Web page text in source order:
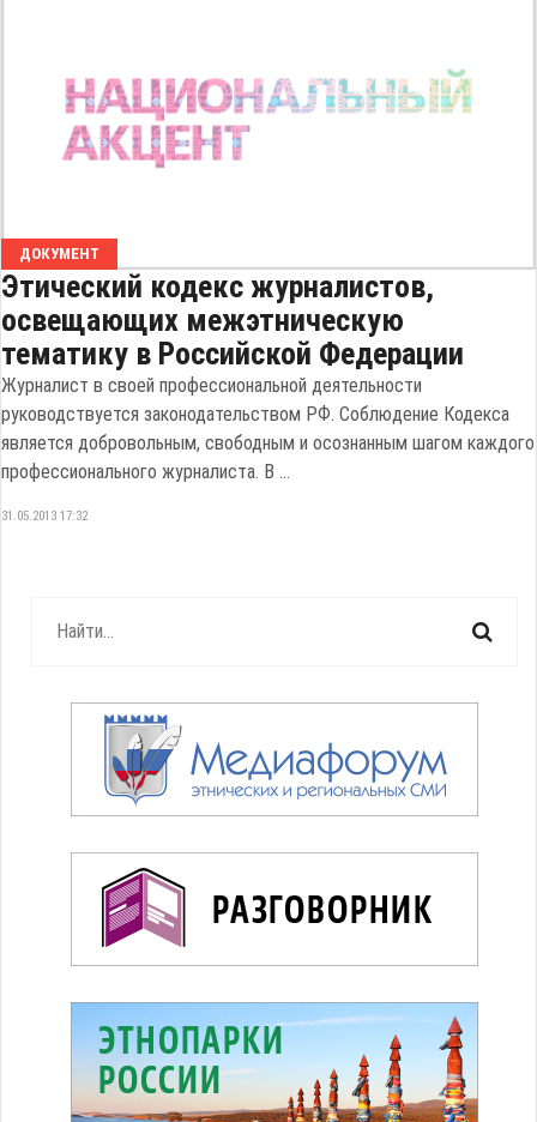
ДОКУМЕНТ
Этический кодекс журналистов,
освещающих межэтническую
тематику в Российской Федерации
Журналист в своей профессиональной деятельности
руководствуется законодательством РФ. Соблюдение Кодекса
является добровольным, свободным и осознанным шагом каждого
профессионального журналиста. В ...
31.05.2013 17:32